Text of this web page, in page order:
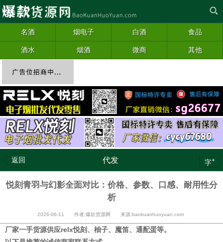
名酒 烟电子 白酒 食品
酒水 烟酒 微商 其他
返回 代发 字+
悦刻青羽与幻影全面对比：价格、参数、口感、耐用性分
析
2026-06-11 作者:爆款货源网 来源:baokuanhuoyuan.com
厂家一手货源供应relx悦刻、柚子、魔笛、通配蛋等。